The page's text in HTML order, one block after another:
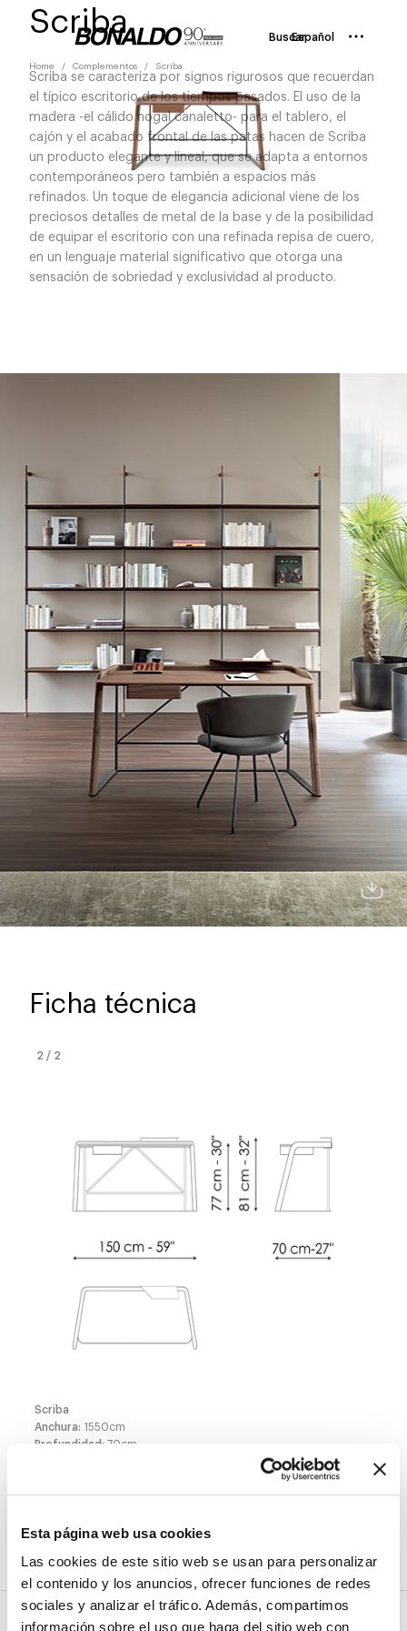
Esta página web usa cookies
Las cookies de este sitio web se usan para personalizar
el contenido y los anuncios, ofrecer funciones de redes
sociales y analizar el tráfico. Además, compartimos
información sobre el uso que haga del sitio web con
BuscarEspañol
Home Complementos Scriba
Scriba
Scriba se caracteriza por signos rigurosos que recuerdan
el típico escritorio de los tiempos pasados. El uso de la
madera -el cálido nogal canaletto- para el tablero, el
cajón y el acabado frontal de las patas hacen de Scriba
un producto elegante y lineal, que se adapta a entornos
contemporáneos pero también a espacios más
refinados. Un toque de elegancia adicional viene de los
preciosos detalles de metal de la base y de la posibilidad
de equipar el escritorio con una refinada repisa de cuero,
en un lenguaje material significativo que otorga una
sensación de sobriedad y exclusividad al producto.
Ficha técnica
Scriba
Anchura: 1550cm
Profundidad: 70cm
2 / 2
Acabados
Tapa y cajón